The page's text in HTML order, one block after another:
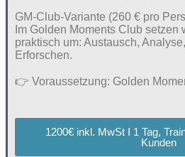
GM-Club-Variante (260 € pro
Im Golden Moments Club setzen
praktisch um: Austausch,
Erforschen.
👉 Voraussetzung: Golden
1200€ inkl. MwSt I 1 Tag,
Kunden